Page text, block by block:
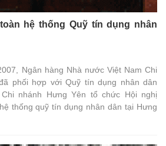
hệ thống Quỹ tín dụng nhân
Ngân hàng Nhà nước Việt Nam Chi
phối hợp với Quỹ tín dụng nhân dân
nhánh Hưng Yên tổ chức Hội nghị
thống quỹ tín dụng nhân dân tại Hưng